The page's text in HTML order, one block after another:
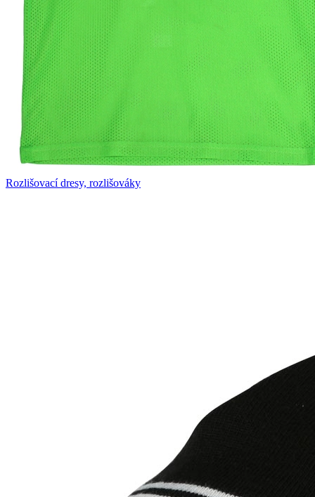
Rozlišovací dresy, rozlišováky